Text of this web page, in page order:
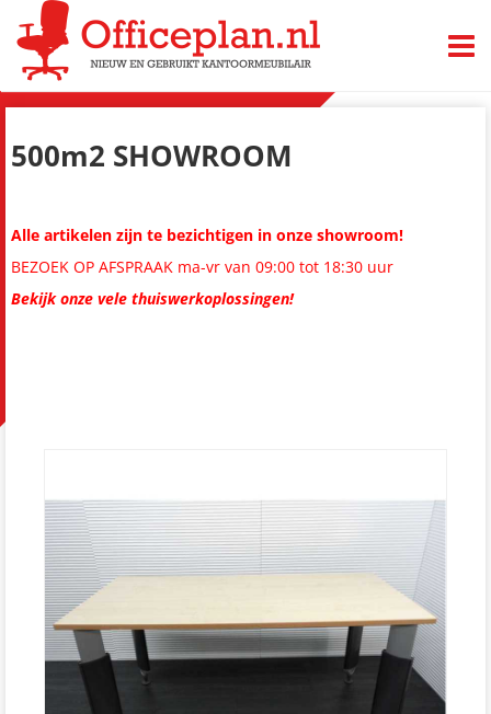
500m2 SHOWROOM
Alle artikelen zijn te bezichtigen in onze showroom!
BEZOEK OP AFSPRAAK ma-vr van 09:00 tot 18:30 uur
Bekijk onze vele thuiswerkoplossingen!